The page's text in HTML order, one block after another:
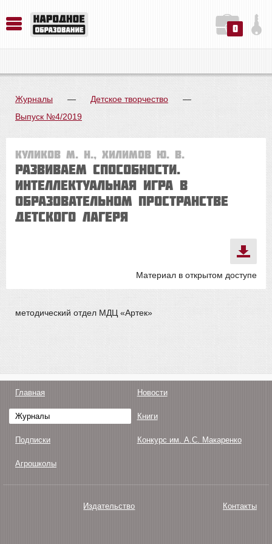
0
Журналы — Детское творчество
—
Выпуск №4/2019
Куликов М. Н., Хилимов Ю. В.
РАЗВИВАЕМ СПОСОБНОСТИ.
Интеллектуальная игра в
образовательном пространстве
детского лагеря
Материал в открытом доступе
методический отдел МДЦ «Артек»
Главная Новости
Журналы Книги
Подписки Конкурс им. А.С. Макаренко
Агрошколы
Издательство Контакты